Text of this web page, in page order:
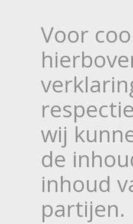
Voor
wij
de
inhoud
partijen.